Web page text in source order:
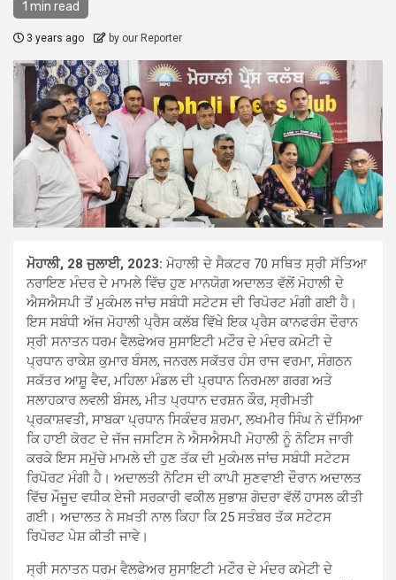
1 min read
3 years ago by our Reporter
ਮੋਹਾਲੀ, 28 ਜੁਲਾਈ, 2023: ਮੋਹਾਲੀ ਦੇ ਸੈਕਟਰ 70 ਸਥਿਤ ਸ੍ਰੀ ਸੱਤਿਆ
ਨਰਾਇਣ ਮੰਦਰ ਦੇ ਮਾਮਲੇ ਵਿੱਚ ਹੁਣ ਮਾਨਯੋਗ ਅਦਾਲਤ ਵੱਲੋਂ ਮੋਹਾਲੀ ਦੇ
ਐਸਐਸਪੀ ਤੋਂ ਮੁਕੰਮਲ ਜਾਂਚ ਸਬੰਧੀ ਸਟੇਟਸ ਦੀ ਰਿਪੋਰਟ ਮੰਗੀ ਗਈ ਹੈ।
ਇਸ ਸਬੰਧੀ ਅੱਜ ਮੋਹਾਲੀ ਪ੍ਰੈਸ ਕਲੱਬ ਵਿੱਖੇ ਇਕ ਪ੍ਰੈਸ ਕਾਨਫਰੰਸ ਦੌਰਾਨ
ਸ੍ਰੀ ਸਨਾਤਨ ਧਰਮ ਵੈਲਫੇਅਰ ਸੁਸਾਇਟੀ ਮਟੌਰ ਦੇ ਮੰਦਰ ਕਮੇਟੀ ਦੇ
ਪ੍ਰਧਾਨ ਰਾਕੇਸ਼ ਕੁਮਾਰ ਬੰਸਲ, ਜਨਰਲ ਸਕੱਤਰ ਹੰਸ ਰਾਜ ਵਰਮਾ, ਸੰਗਠਨ
ਸਕੱਤਰ ਆਸ਼ੂ ਵੈਦ, ਮਹਿਲਾ ਮੰਡਲ ਦੀ ਪ੍ਰਧਾਨ ਨਿਰਮਲਾ ਗਰਗ ਅਤੇ
ਸਲਾਹਕਾਰ ਲਵਲੀ ਬੰਸਲ, ਮੀਤ ਪ੍ਰਧਾਨ ਦਰਸ਼ਨ ਕੌਰ, ਸ੍ਰੀਮਤੀ
ਪ੍ਰਕਾਸ਼ਵਤੀ, ਸਾਬਕਾ ਪ੍ਰਧਾਨ ਸਿਕੰਦਰ ਸ਼ਰਮਾ, ਲਖਮੀਰ ਸਿੰਘ ਨੇ ਦੱਸਿਆ
ਕਿ ਹਾਈ ਕੋਰਟ ਦੇ ਜੱਜ ਜਸਟਿਸ ਨੇ ਐਸਐਸਪੀ ਮੋਹਾਲੀ ਨੂੰ ਨੋਟਿਸ ਜਾਰੀ
ਕਰਕੇ ਇਸ ਸਮੁੱਚੇ ਮਾਮਲੇ ਦੀ ਹੁਣ ਤੱਕ ਦੀ ਮੁਕੰਮਲ ਜਾਂਚ ਸਬੰਧੀ ਸਟੇਟਸ
ਰਿਪੋਰਟ ਮੰਗੀ ਹੈ। ਅਦਾਲਤੀ ਨੋਟਿਸ ਦੀ ਕਾਪੀ ਸੁਣਵਾਈ ਦੌਰਾਨ ਅਦਾਲਤ
ਵਿੱਚ ਮੌਜੂਦ ਵਧੀਕ ਏਜੀ ਸਰਕਾਰੀ ਵਕੀਲ ਸੁਭਾਸ਼ ਗੋਦਰਾ ਵੱਲੋਂ ਹਾਸਲ ਕੀਤੀ
ਗਈ। ਅਦਾਲਤ ਨੇ ਸਖ਼ਤੀ ਨਾਲ ਕਿਹਾ ਕਿ 25 ਸਤੰਬਰ ਤੱਕ ਸਟੇਟਸ
ਰਿਪੋਰਟ ਪੇਸ਼ ਕੀਤੀ ਜਾਵੇ।
ਸ੍ਰੀ ਸਨਾਤਨ ਧਰਮ ਵੈਲਫੇਅਰ ਸੁਸਾਇਟੀ ਮਟੌਰ ਦੇ ਮੰਦਰ ਕਮੇਟੀ ਦੇ